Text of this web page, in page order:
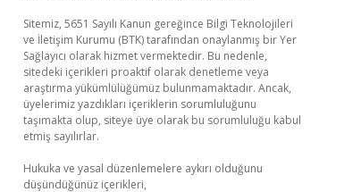
Sitemiz, 5651 Sayılı Kanun gereğince Bilgi Teknolojileri
ve İletişim Kurumu (BTK) tarafından onaylanmış bir Yer
Sağlayıcı olarak hizmet vermektedir. Bu nedenle,
sitedeki içerikleri proaktif olarak denetleme veya
araştırma yükümlülüğümüz bulunmamaktadır. Ancak,
üyelerimiz yazdıkları içeriklerin sorumluluğunu
taşımakta olup, siteye üye olarak bu sorumluluğu kabul
etmiş sayılırlar.
Hukuka ve yasal düzenlemelere aykırı olduğunu
düşündüğünüz içerikleri,